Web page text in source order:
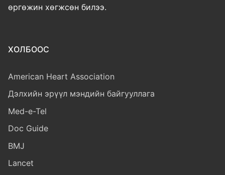
өргөжин хөгжсөн билээ.
ХОЛБООС
American Heart Association
Дэлхийн эрүүл мэндийн байгууллага
Med-e-Tel
Doc Guide
BMJ
Lancet